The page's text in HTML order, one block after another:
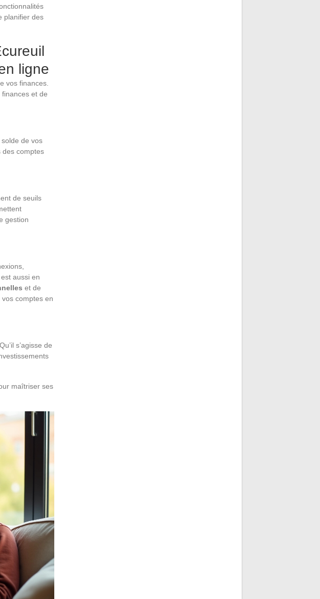
planifier des
ligne
vos finances.
et de
solde de vos
des comptes
de seuils
gestion
aussi en
et de
comptes en
s’agisse de
maîtriser ses